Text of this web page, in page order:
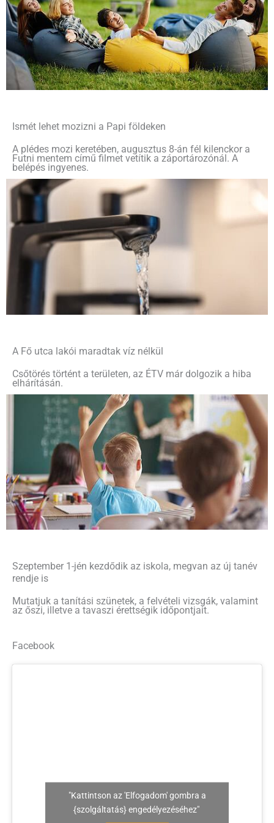
Ismét lehet mozizni a Papi földeken
A plédes mozi keretében, augusztus 8-án fél kilenckor a
Futni mentem című filmet vetítik a záportározónál. A
belépés ingyenes.
A Fő utca lakói maradtak víz nélkül
Csőtörés történt a területen, az ÉTV már dolgozik a hiba
elhárításán.
Szeptember 1-jén kezdődik az iskola, megvan az új tanév
rendje is
Mutatjuk a tanítási szünetek, a felvételi vizsgák, valamint
az őszi, illetve a tavaszi érettségik időpontjait.
Facebook
"Kattintson az 'Elfogadom' gombra a
{szolgáltatás} engedélyezéséhez"